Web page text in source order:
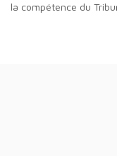
la compétence du